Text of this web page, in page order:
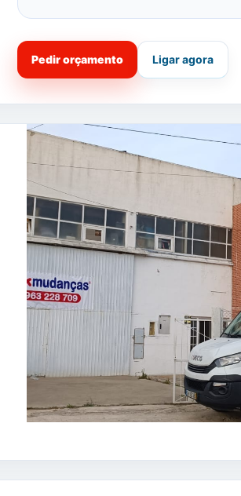
Pedir orçamento Ligar agora